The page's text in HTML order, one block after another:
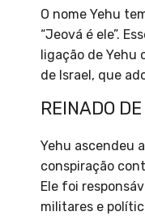
O nome Yehu
“Jeová é ele”.
ligação de Yehu
de Israel, que
REINADO
Yehu ascendeu
conspiração
Ele foi
militares e